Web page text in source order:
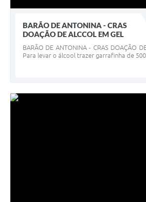
BARÃO DE ANTONINA - CRAS
DOAÇÃO DE ALCCOL EM GEL
BARÃO DE ANTONINA - CRAS DOAÇÃO
Para levar o álcool trazer garrafinha de